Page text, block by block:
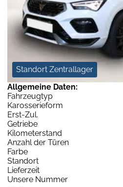
Standort Zentrallager
Allgemeine Daten:
Fahrzeugtyp
Karosserieform
Erst-Zul.
Getriebe
Kilometerstand
Anzahl der Türen
Farbe
Standort
Lieferzeit
Unsere Nummer